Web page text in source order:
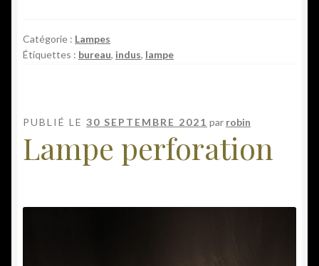
Catégorie : Lampes
Étiquettes : bureau, indus, lampe
PUBLIÉ LE 30 SEPTEMBRE 2021 par robin
Lampe perforation